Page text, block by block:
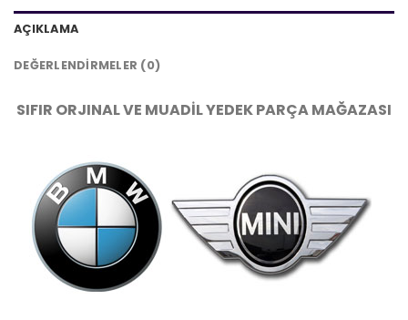
AÇIKLAMA
DEĞERLENDIRMELER (0)
SIFIR ORJINAL VE MUADİL YEDEK PARÇA MAĞAZASI